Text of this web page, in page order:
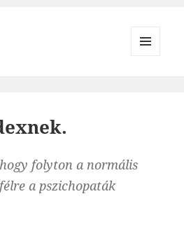
folyton a normális
a pszichopaták